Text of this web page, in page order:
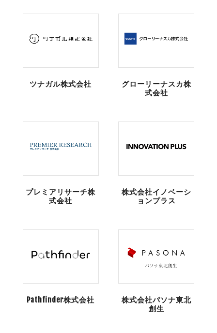
ツナガル株式会社
グローリーナスカ株
式会社
プレミアリサーチ株
式会社
株式会社イノベーシ
ョンプラス
Pathfinder株式会社
株式会社パソナ東北
創生